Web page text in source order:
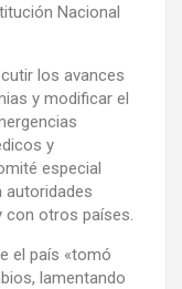
Nacional
los avances
y modificar el
y
especial
autoridades
con otros países.
el país «tomó
lamentando